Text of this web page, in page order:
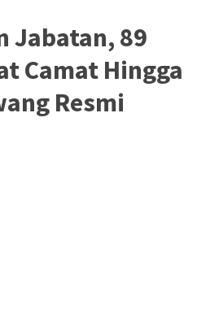
Jabatan, 89
Camat Hingga
Resmi